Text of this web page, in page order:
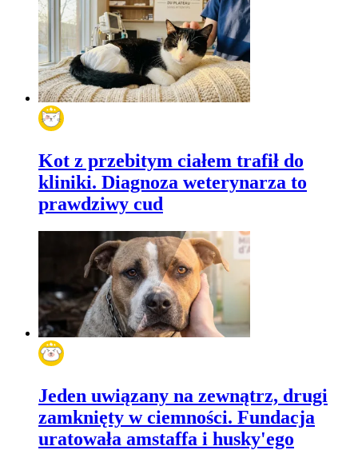
Kot z przebitym ciałem trafił do
kliniki. Diagnoza weterynarza to
prawdziwy cud
Jeden uwiązany na zewnątrz, drugi
zamknięty w ciemności. Fundacja
uratowała amstaffa i husky'ego